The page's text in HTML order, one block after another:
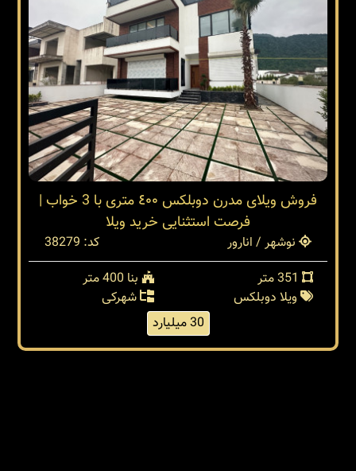
فروش ویلای مدرن دوبلکس ٤٠٠ متری با 3 خواب |
فرصت استثنایی خرید ویلا
نوشهر / انارور
کد: 38279
بنا 400 متر
ویلا دوبلکس
شهرکی
30 میلیارد